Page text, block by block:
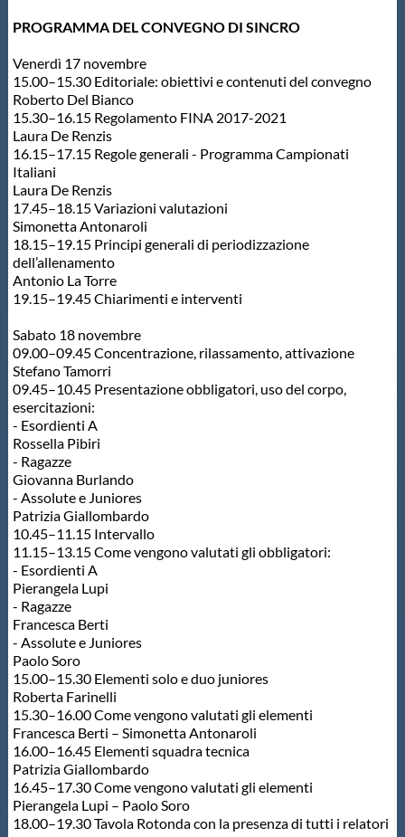
Galleria fotografica
Videogallery
Intranet
Webmail
Contatti
Mappa del sito
PROGRAMMA DEL CONVEGNO DI SINCRO
Venerdì 17 novembre
15.00–15.30 Editoriale: obiettivi e contenuti del convegno
Roberto Del Bianco
15.30–16.15 Regolamento FINA 2017-2021
Laura De Renzis
16.15–17.15 Regole generali - Programma Campionati
Italiani
Laura De Renzis
17.45–18.15 Variazioni valutazioni
Simonetta Antonaroli
18.15–19.15 Principi generali di periodizzazione
dell’allenamento
Antonio La Torre
19.15–19.45 Chiarimenti e interventi
Sabato 18 novembre
09.00–09.45 Concentrazione, rilassamento, attivazione
Stefano Tamorri
09.45–10.45 Presentazione obbligatori, uso del corpo,
esercitazioni:
- Esordienti A
Rossella Pibiri
- Ragazze
Giovanna Burlando
- Assolute e Juniores
Patrizia Giallombardo
10.45–11.15 Intervallo
11.15–13.15 Come vengono valutati gli obbligatori:
- Esordienti A
Pierangela Lupi
- Ragazze
Francesca Berti
- Assolute e Juniores
Paolo Soro
15.00–15.30 Elementi solo e duo juniores
Roberta Farinelli
15.30–16.00 Come vengono valutati gli elementi
Francesca Berti – Simonetta Antonaroli
16.00–16.45 Elementi squadra tecnica
Patrizia Giallombardo
16.45–17.30 Come vengono valutati gli elementi
Pierangela Lupi – Paolo Soro
18.00–19.30 Tavola Rotonda con la presenza di tutti i relatori